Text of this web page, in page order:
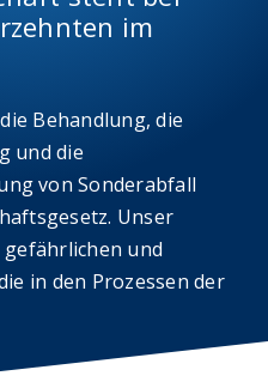
im
Behandlung, die
und die
von Sonderabfall
Unser
und
in den Prozessen der